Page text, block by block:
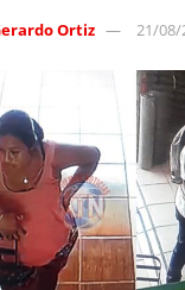
Ortiz 21/08/